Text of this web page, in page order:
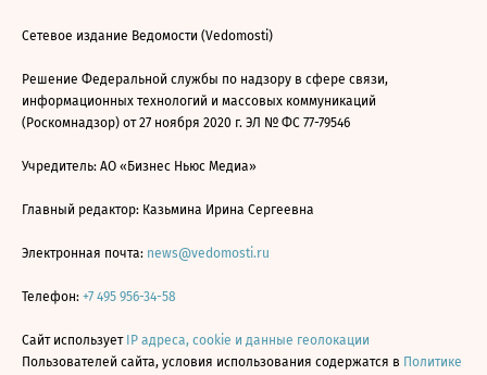
Сетевое издание Ведомости (Vedomosti)
Решение Федеральной службы по надзору в сфере связи,
информационных технологий и массовых коммуникаций
(Роскомнадзор) от 27 ноября 2020 г. ЭЛ № ФС 77-79546
Учредитель: АО «Бизнес Ньюс Медиа»
Главный редактор: Казьмина Ирина Сергеевна
Электронная почта: news@vedomosti.ru
Телефон: +7 495 956-34-58
Сайт использует IP адреса, cookie и данные геолокации
Пользователей сайта, условия использования содержатся в Политике